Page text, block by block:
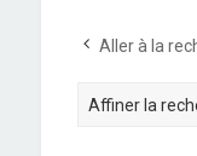
Aller à la